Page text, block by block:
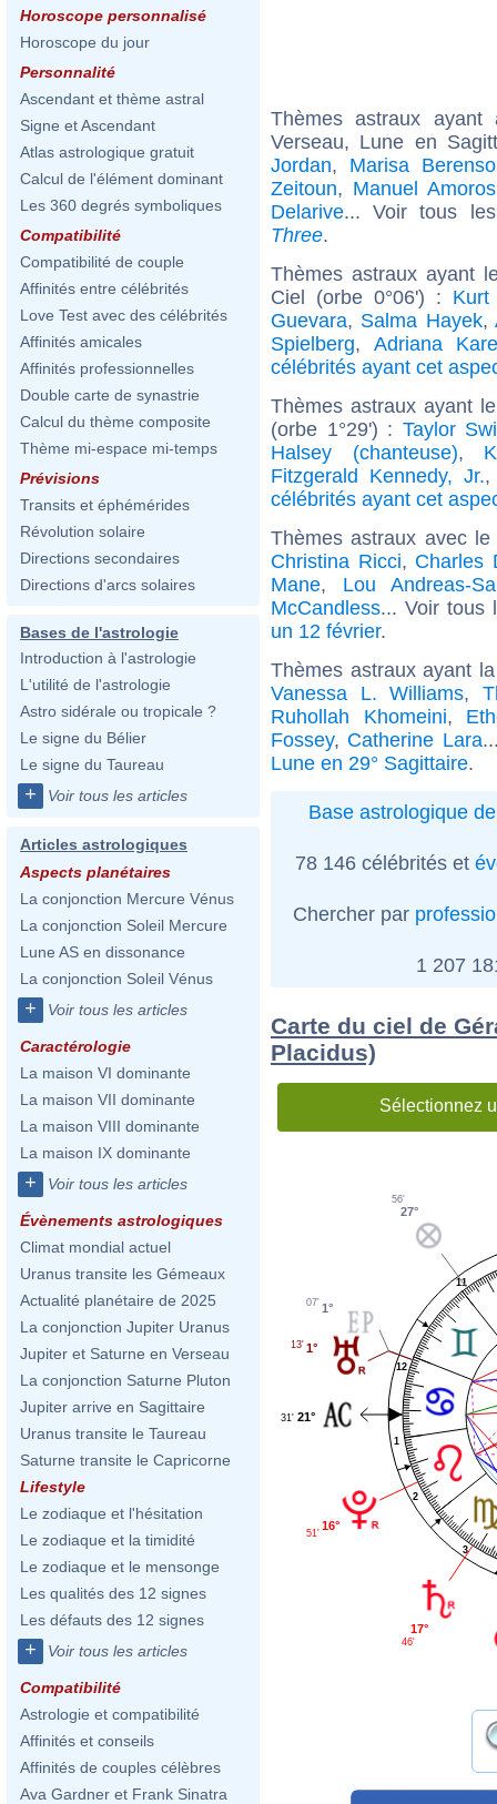
Horoscope personnalisé
Horoscope du jour
Personnalité
Ascendant et thème astral
Signe et Ascendant
Atlas astrologique gratuit
Calcul de l'élément dominant
Les 360 degrés symboliques
Compatibilité
Compatibilité de couple
Affinités entre célébrités
Love Test avec des célébrités
Affinités amicales
Affinités professionnelles
Double carte de synastrie
Calcul du thème composite
Thème mi-espace mi-temps
Prévisions
Transits et éphémérides
Révolution solaire
Directions secondaires
Directions d'arcs solaires
Bases de l'astrologie
Introduction à l'astrologie
L'utilité de l'astrologie
Astro sidérale ou tropicale ?
Le signe du Bélier
Le signe du Taureau
+ Voir tous les articles
Articles astrologiques
Aspects planétaires
La conjonction Mercure Vénus
La conjonction Soleil Mercure
Lune AS en dissonance
La conjonction Soleil Vénus
+ Voir tous les articles
Caractérologie
La maison VI dominante
La maison VII dominante
La maison VIII dominante
La maison IX dominante
+ Voir tous les articles
Évènements astrologiques
Climat mondial actuel
Uranus transite les Gémeaux
Actualité planétaire de 2025
La conjonction Jupiter Uranus
Jupiter et Saturne en Verseau
La conjonction Saturne Pluton
Jupiter arrive en Sagittaire
Uranus transite le Taureau
Saturne transite le Capricorne
Lifestyle
Le zodiaque et l'hésitation
Le zodiaque et la timidité
Le zodiaque et le mensonge
Les qualités des 12 signes
Les défauts des 12 signes
+ Voir tous les articles
Compatibilité
Astrologie et compatibilité
Affinités et conseils
Affinités de couples célèbres
Ava Gardner et Frank Sinatra
Thèmes astraux
Verseau, Lune en
Jordan, Marisa
Zeitoun, Manuel Amoros
Delarive... Voir tous
Three.
Thèmes astraux ayant
Ciel (orbe 0°06') : Kurt
Guevara, Salma Hayek,
Spielberg, Adriana
célébrités ayant cet
Thèmes astraux ayant
(orbe 1°29') : Taylor
Halsey (chanteuse),
Fitzgerald Kennedy, Jr.
célébrités ayant cet
Thèmes astraux avec
Christina Ricci, Charles
Mane, Lou Andreas-
McCandless... Voir tous
un 12 février.
Thèmes astraux ayant
Vanessa L. Williams,
Ruhollah Khomeini,
Fossey, Catherine Lara
Lune en 29° Sagittaire.
Base astrologique
78 146 célébrités et
Chercher par
1 207
Carte du ciel de
Placidus)
Sélectionnez
1
2
3
11
12
27°
56'
1°
07'
1°
13'
21°
31'
16°
51'
17°
46'